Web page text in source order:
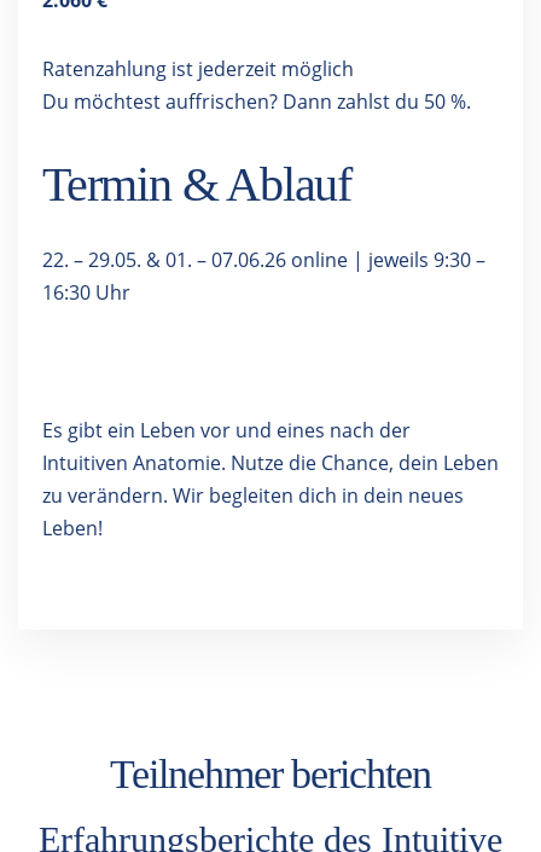
Ratenzahlung ist jederzeit möglich
Du möchtest auffrischen? Dann zahlst du 50 %.
Termin & Ablauf
22. – 29.05. & 01. – 07.06.26 online | jeweils 9:30 –
16:30 Uhr
Es gibt ein Leben vor und eines nach der
Intuitiven Anatomie. Nutze die Chance, dein Leben
zu verändern. Wir begleiten dich in dein neues
Leben!
Teilnehmer berichten
Erfahrungsberichte des Intuitive